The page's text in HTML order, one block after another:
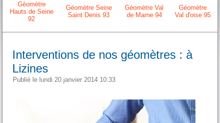
Géomètre
Hauts de Seine
92
Géomètre Seine
Saint Denis 93
Géomètre Val
de Marne 94
Géomètre
Val d'oise 95
Interventions de nos géomètres : à
Lizines
Publié le lundi 20 janvier 2014 10:33